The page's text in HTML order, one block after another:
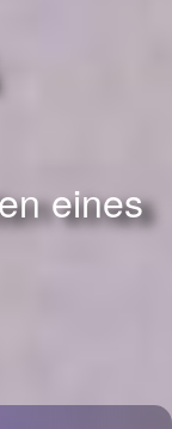
eines